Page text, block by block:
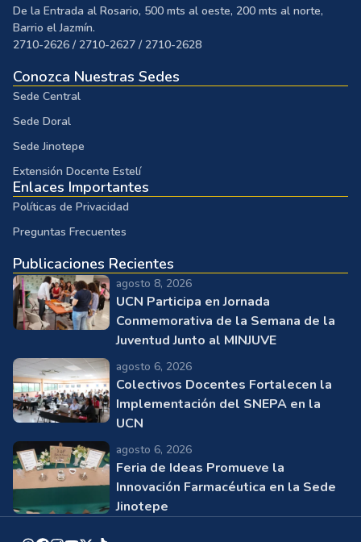
De la Entrada al Rosario, 500 mts al oeste, 200 mts al norte,
Barrio el Jazmín.
2710-2626 / 2710-2627 / 2710-2628
Conozca Nuestras Sedes
Sede Central
Sede Doral
Sede Jinotepe
Extensión Docente Estelí
Enlaces Importantes
Políticas de Privacidad
Preguntas Frecuentes
Publicaciones Recientes
agosto 8, 2026
UCN Participa en Jornada
Conmemorativa de la Semana de la
Juventud Junto al MINJUVE
agosto 6, 2026
Colectivos Docentes Fortalecen la
Implementación del SNEPA en la
UCN
agosto 6, 2026
Feria de Ideas Promueve la
Innovación Farmacéutica en la Sede
Jinotepe